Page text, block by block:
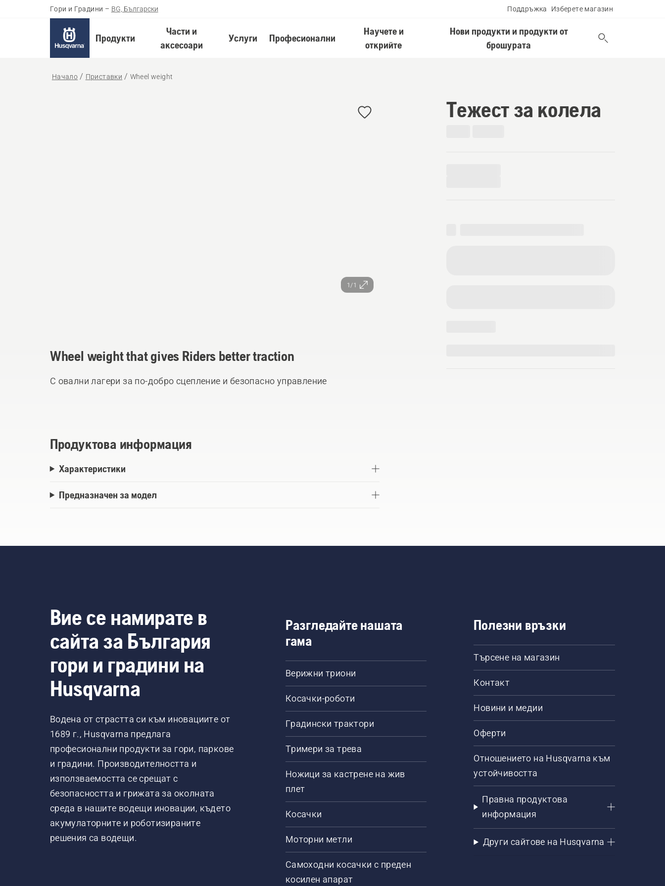
Гори и Градини – BG, Български Поддръжка Изберете магазин
Продукти
Части и
аксесоари
Услуги Професионални
Научете и
открийте
Нови продукти и продукти от
брошурата
Начало Приставки Wheel weight
1/1
Тежест за колела
Wheel weight that gives Riders better traction
С овални лагери за по-добро сцепление и безопасно управление
Продуктова информация
Характеристики
Предназначен за модел
Вие се намирате в
сайта за България
гори и градини на
Husqvarna
Водена от страстта си към иновациите от
1689 г., Husqvarna предлага
професионални продукти за гори, паркове
и градини. Производителността и
използваемостта се срещат с
безопасността и грижата за околната
среда в нашите водещи иновации, където
акумулаторните и роботизираните
решения са водещи.
Разгледайте нашата
гама
Верижни триони
Косачки-роботи
Градински трактори
Тримери за трева
Ножици за кастрене на жив
плет
Косачки
Моторни метли
Самоходни косачки с преден
косилен апарат
Полезни връзки
Търсене на магазин
Контакт
Новини и медии
Оферти
Отношението на Husqvarna към
устойчивостта
Правна продуктова
информация
Други сайтове на Husqvarna